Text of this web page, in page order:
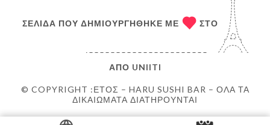
© COPYRIGHT :ΈΤΟΣ – HARU SUSHI BAR – ΌΛΑ ΤΑ
ΔΙΚΑΙΏΜΑΤΑ ΔΙΑΤΗΡΟΎΝΤΑΙ
ΣΕΛΊΔΑ ΠΟΥ ΔΗΜΙΟΥΡΓΉΘΗΚΕ ΜΕ ΣΤΟ
ΑΠΌ UNIITI